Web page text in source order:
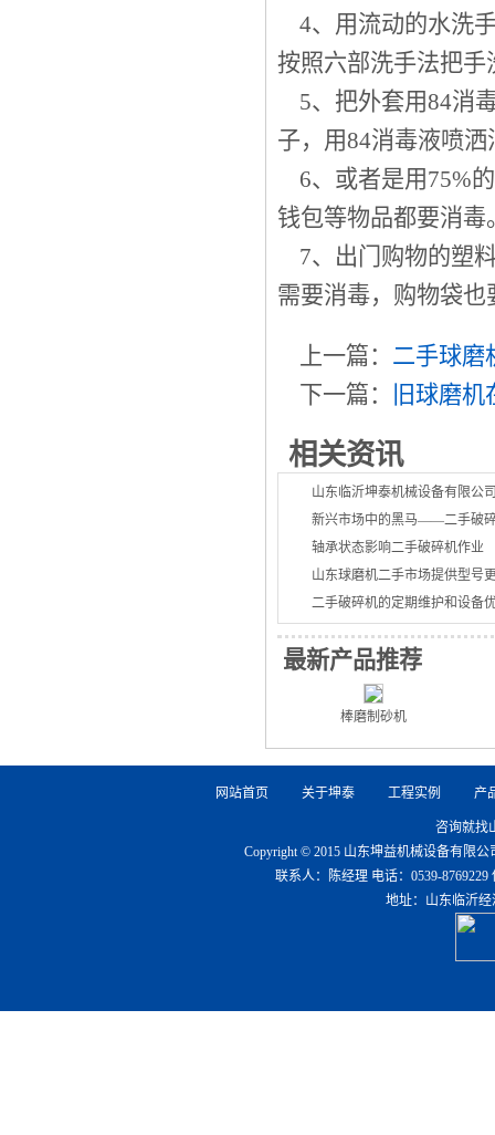
4、用流动的水洗
按照六部洗手法把手
5、把外套用84消
子，用84消毒液喷洒
6、或者是用75%
钱包等物品都要消毒
7、出门购物的塑
需要消毒，购物袋
上一篇： 二手球磨
下一篇：
旧球磨
相关资讯
山东临沂坤泰机械设备有限公
新兴市场中的黑马——二手破
轴承状态影响二手破碎机作业
山东球磨机二手市场提供型号
二手破碎机的定期维护和设备
最新产品推荐
棒磨制砂机
网站首页 关于坤泰 工程实例 产
咨询就找
Copyright © 2015 山东坤益机械设备有限
联系人：陈经理 电话：0539-8769229
地址：山东临沂